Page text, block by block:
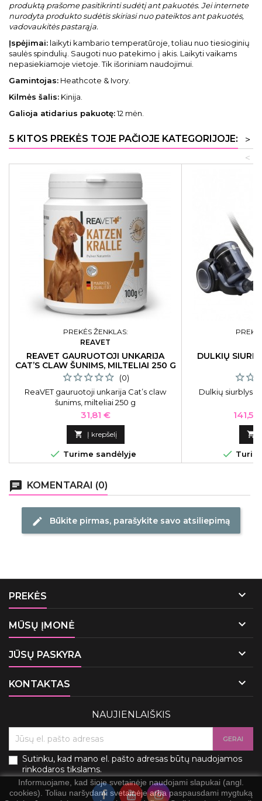
produktą prašome pasitikrinti sudėtį ant pakuotės. Jei internete
nurodyta produkto sudėtis skiriasi nuo pateiktos ant pakuotės,
vadovaukitės pastarąja.
Įspėjimai: laikyti kambario temperatūroje, toliau nuo tiesioginių
saulės spindulių. Saugoti nuo patekimo į akis. Laikyti vaikams
nepasiekiamoje vietoje. Tik išoriniam naudojimui.
Gamintojas: Heathcote & Ivory.
Kilmės šalis: Kinija.
Galioja atidarius pakuotę:12 mėn.
5 KITOS PREKĖS TOJE PAČIOJE KATEGORIJOJE:
>
<
PREKĖS ŽENKLAS:
REAVET
REAVET GAURUOTOJI UNKARIJA
CAT’S CLAW ŠUNIMS, MILTELIAI 250 G
(0)
ReaVET gauruotoji unkarija Cat’s claw
šunims, milteliai 250 g
Kaina
31,81 €
 Į krepšelį
 Turime sandėlyje
DULKIŲ
Dulkių siurblys
Kaina
141,55


chat KOMENTARAI (0)
edit Būkite pirmas, parašykite savo atsiliepimą
PREKĖS 
MŪSŲ ĮMONĖ 
JŪSŲ PASKYRA 
KONTAKTAS 
Informuojame, kad šioje svetainėje naudojami slapukai (angl.
cookies). Toliau naršydami svetainėje arba paspausdami mygtuką
NAUJIENLAIŠKIS
Sutinku, kad mano el. pašto adresas būtų naudojamos
rinkodaros tikslams.